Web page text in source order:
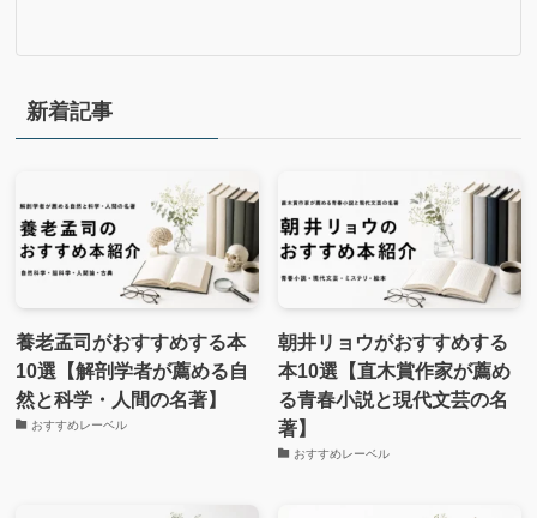
新着記事
養老孟司がおすすめする本
10選【解剖学者が薦める自
然と科学・人間の名著】
おすすめレーベル
朝井リョウがおすすめする
本10選【直木賞作家が薦め
る青春小説と現代文芸の名
著】
おすすめレーベル